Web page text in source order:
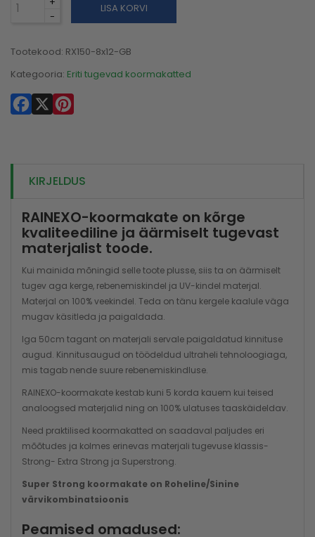
LISA KORVI
Tootekood: RX150-8x12-GB
Kategooria: Eriti tugevad koormakatted
Facebook
X
KIRJELDUS
RAINEXO-koormakate on kõrge
kvaliteediline ja äärmiselt tugevast
materjalist toode.
Kui mainida mõningid selle toote plusse, siis ta on äärmiselt
tugev aga kerge, rebenemiskindel ja UV-kindel materjal.
Materjal on 100% veekindel. Teda on tänu kergele kaalule väga
mugav käsitleda ja paigaldada.
Iga 50cm tagant on materjali servale paigaldatud kinnituse
augud. Kinnitusaugud on töödeldud ultraheli tehnoloogiaga,
mis tagab nende suure rebenemiskindluse.
RAINEXO-koormakate kestab kuni 5 korda kauem kui teised
analoogsed materjalid ning on 100% ulatuses taaskäideldav.
Need praktilised koormakatted on saadaval paljudes eri
mõõtudes ja kolmes erinevas materjali tugevuse klassis-
Strong- Extra Strong ja Superstrong.
Super Strong koormakate on Roheline/Sinine
värvikombinatsioonis
Peamised omadused: